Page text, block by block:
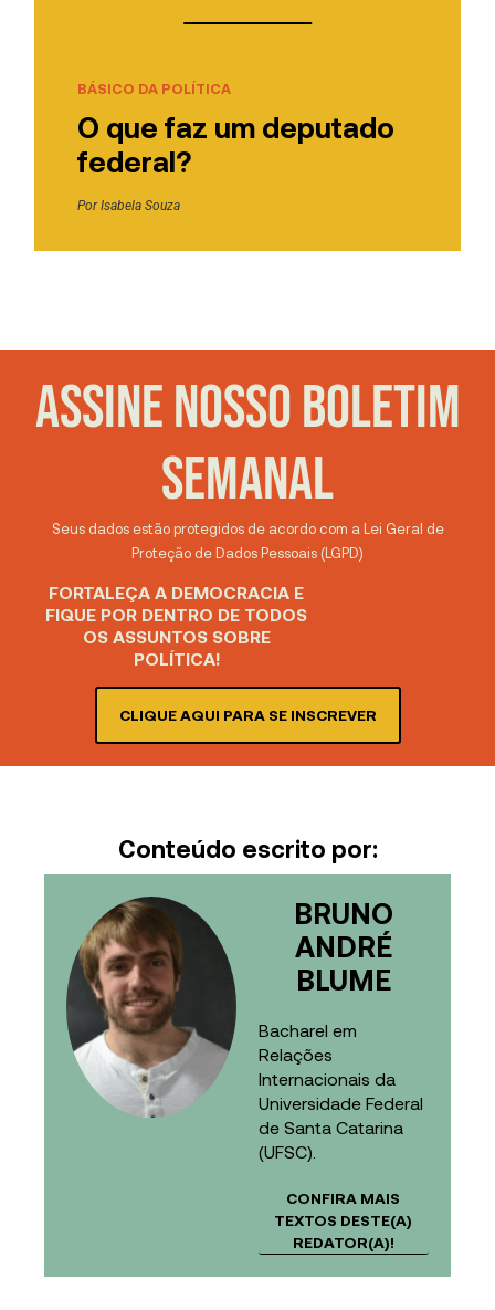
BÁSICO DA POLÍTICA
O que faz um deputado
federal?
PorIsabela Souza
ASSINE NOSSO BOLETIM
SEMANAL
Seus dados estão protegidos de acordo com a Lei Geral de
Proteção de Dados Pessoais (LGPD)
FORTALEÇA A DEMOCRACIA E
FIQUE POR DENTRO DE TODOS
OS ASSUNTOS SOBRE
POLÍTICA!
CLIQUE AQUI PARA SE INSCREVER
Conteúdo escrito por:
BRUNO
ANDRÉ
BLUME
Bacharel em
Relações
Internacionais da
Universidade Federal
de Santa Catarina
(UFSC).
CONFIRA MAIS
TEXTOS DESTE(A)
REDATOR(A)!